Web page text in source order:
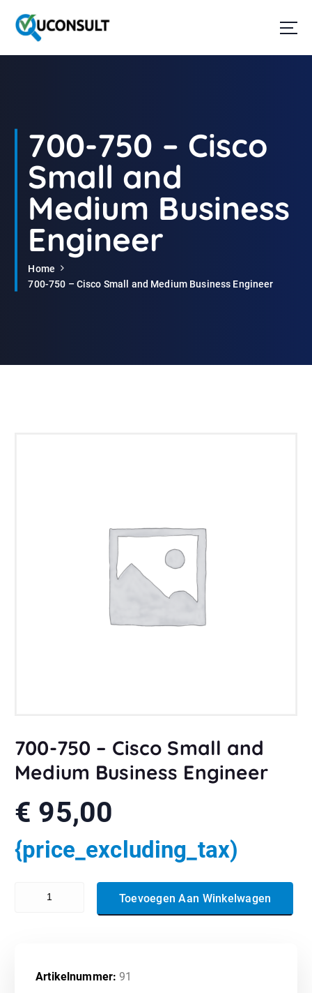
a
700-750 – Cisco
Small and
Medium Business
Engineer
Home
700-750 – Cisco Small and Medium Business Engineer
700-750 – Cisco Small and
Medium Business Engineer
€ 95,00
{price_excluding_tax)
Toevoegen Aan Winkelwagen
Artikelnummer:91